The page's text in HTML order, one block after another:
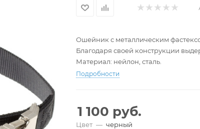
Ошейник с металлическим
Благодаря своей конструкции
Материал: нейлон, сталь.
Подробности
1 100 руб.
Цвет — черный